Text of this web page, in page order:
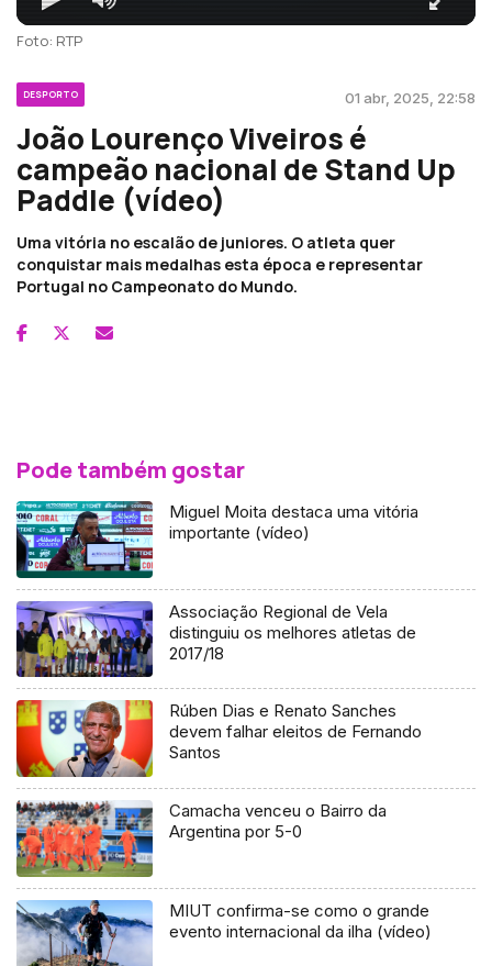
Foto: RTP
DESPORTO 01 abr, 2025, 22:58
João Lourenço Viveiros é
campeão nacional de Stand Up
Paddle (vídeo)
Uma vitória no escalão de juniores. O atleta quer
conquistar mais medalhas esta época e representar
Portugal no Campeonato do Mundo.
Pode também gostar
Miguel Moita destaca uma vitória
importante (vídeo)
Associação Regional de Vela
distinguiu os melhores atletas de
2017/18
Rúben Dias e Renato Sanches
devem falhar eleitos de Fernando
Santos
Camacha venceu o Bairro da
Argentina por 5-0
MIUT confirma-se como o grande
evento internacional da ilha (vídeo)